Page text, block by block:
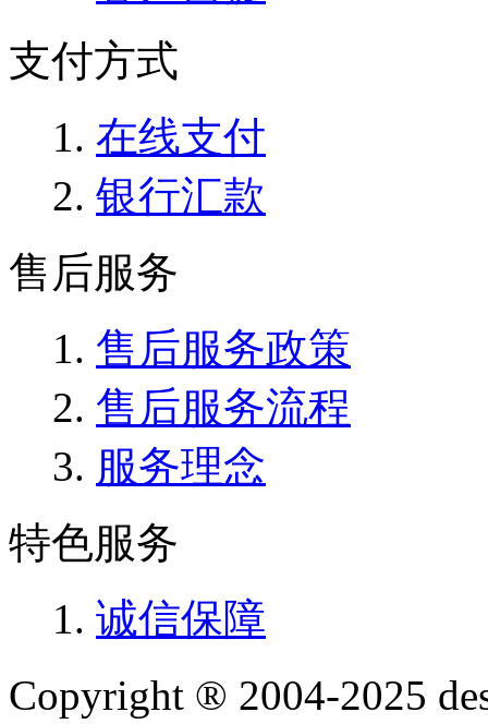
支付方式
在线支付
银行汇款
售后服务
售后服务政策
售后服务流程
服务理念
特色服务
诚信保障
Copyright ® 2004-2025